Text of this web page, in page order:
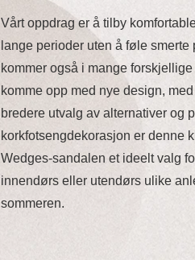
Vårt oppdrag er å tilby
lange perioder uten å føle
kommer også i mange
komme opp med nye design,
bredere utvalg av alternativer og
korkfotsengdekorasjon er denne
Wedges-sandalen et ideelt valg
innendørs eller utendørs ulike
sommeren.